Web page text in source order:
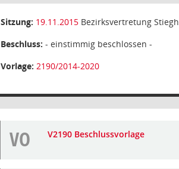
Sitzung: 19.11.2015 Bezirksvertretung
Beschluss: - einstimmig beschlossen -
Vorlage: 2190/2014-2020
VO V2190 Beschlussvorlage